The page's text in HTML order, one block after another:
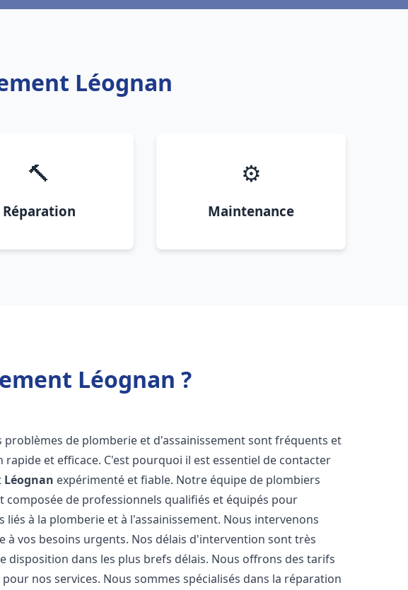
Léognan
🔨
Réparation
⚙️
Maintenance
Léognan ?
problèmes de plomberie et d'assainissement sont fréquents et
et efficace. C'est pourquoi il est essentiel de contacter
Léognan expérimenté et fiable. Notre équipe de plombiers
composée de professionnels qualifiés et équipés pour
à la plomberie et à l'assainissement. Nous intervenons
à vos besoins urgents. Nos délais d'intervention sont très
disposition dans les plus brefs délais. Nous offrons des tarifs
nos services. Nous sommes spécialisés dans la réparation